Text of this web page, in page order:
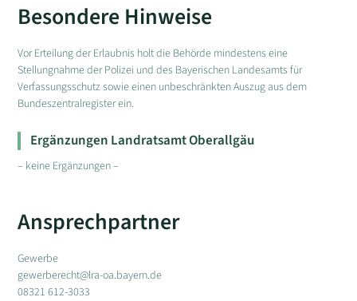
Besondere Hinweise
Vor Erteilung der Erlaubnis holt die Behörde mindestens eine
Stellungnahme der Polizei und des Bayerischen Landesamts für
Verfassungsschutz sowie einen unbeschränkten Auszug aus dem
Bundeszentralregister ein.
Ergänzungen Landratsamt Oberallgäu
– keine Ergänzungen –
Ansprechpartner
Gewerbe
gewerberecht@lra-oa.bayern.de
08321 612-3033